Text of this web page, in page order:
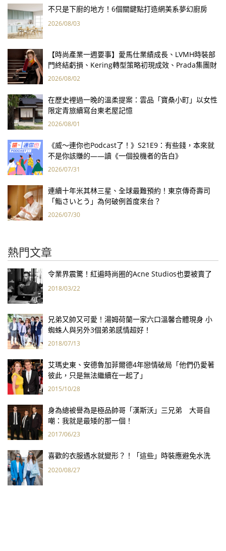
不只是下廚的地方！6個關鍵點打造網美系夢幻廚房
2026/08/03
【時尚產業一週要事】愛馬仕業績成長、LVMH時裝部
門終結虧損、Kering轉型策略初現成效、Prada集團財
報亮眼
2026/08/02
在歷史裡過一晚的溫柔提案：雲品「寶桑小町」以女性
限定青旅續寫台東老屋記憶
2026/08/01
《威～連你也Podcast了！》S21E9：有些錢，本來就
不是你該賺的——讀《一個投機者的告白》
2026/07/31
連續十年米其林三星、全球最難預約！東京傳奇壽司
「鮨さいとう」為何破例首度來台？
2026/07/30
熱門文章
令業界震驚！紅遍時尚圈的Acne Studios也要被賣了
2018/03/22
兄弟又帥又可愛！湯姆荷蘭一家六口溫馨合體現身 小
蜘蛛人與另外3個弟弟感情超好！
2018/07/13
艾瑪史東、安德魯加菲爾德4年戀情破局「他們仍愛著
彼此，只是無法繼續在一起了」
2015/10/28
身為總被譽為是極品帥哥「漢斯沃」三兄弟 大哥自
嘲：我就是最矮的那一個！
2017/06/23
喜歡的衣服遇水就變形？！「這些」時裝應避免水洗
2020/08/27